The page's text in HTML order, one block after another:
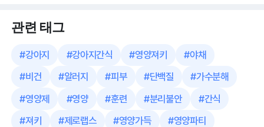
관련 태그
#강아지 #강아지간식 #영양져키 #야채
#비건 #알러지 #피부 #단백질 #가수분해
#영양제 #영양 #훈련 #분리불안 #간식
#져키 #제로랩스 #영양가득 #영양파티